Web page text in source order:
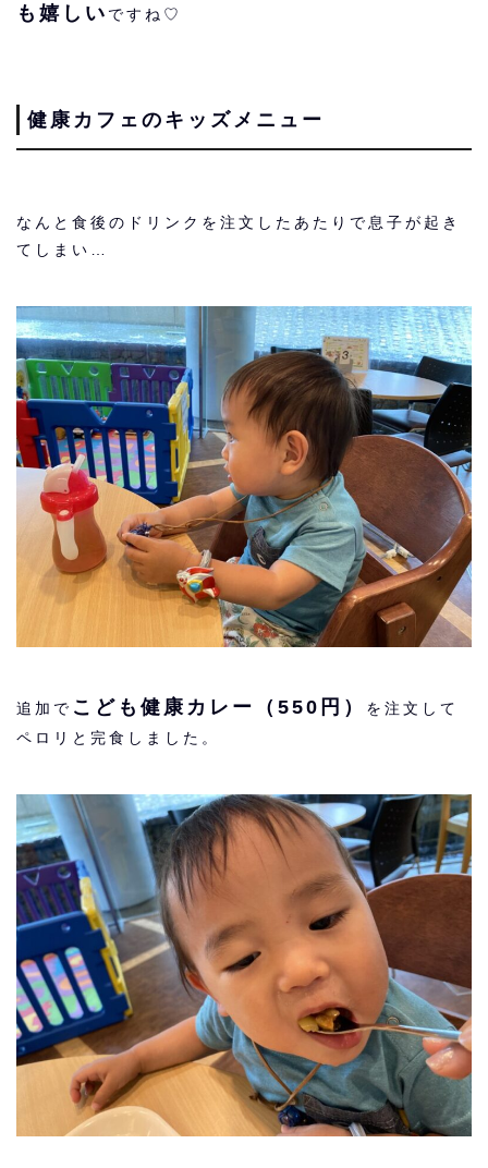
も嬉しい ですね♡
健康カフェのキッズメニュー
なんと食後のドリンクを注文したあたりで息子が起き
てしまい…
追加で こども健康カレー（550円）
を注文して
ペロリと完食しました。